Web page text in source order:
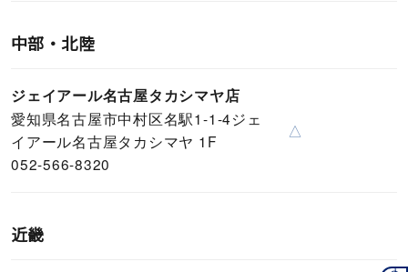
中部・北陸
ジェイアール名古屋タカシマヤ店
愛知県名古屋市中村区名駅1-1-4ジェ
イアール名古屋タカシマヤ 1F
052-566-8320
△
近畿